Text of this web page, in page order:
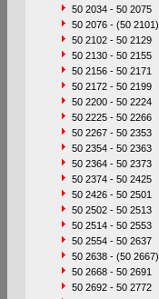
50 2034 - 50 2075
50 2076 - (50 2101)
50 2102 - 50 2129
50 2130 - 50 2155
50 2156 - 50 2171
50 2172 - 50 2199
50 2200 - 50 2224
50 2225 - 50 2266
50 2267 - 50 2353
50 2354 - 50 2363
50 2364 - 50 2373
50 2374 - 50 2425
50 2426 - 50 2501
50 2502 - 50 2513
50 2514 - 50 2553
50 2554 - 50 2637
50 2638 - (50 2667)
50 2668 - 50 2691
50 2692 - 50 2772